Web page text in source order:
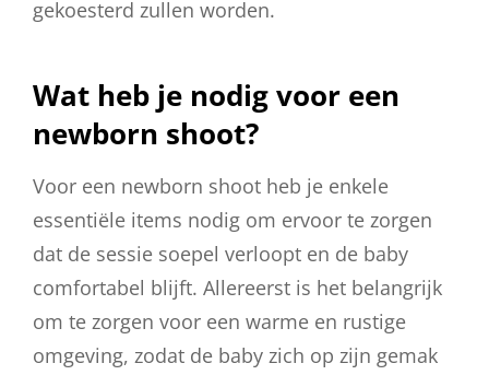
gekoesterd zullen worden.
Wat heb je nodig voor een
newborn shoot?
Voor een newborn shoot heb je enkele
essentiële items nodig om ervoor te zorgen
dat de sessie soepel verloopt en de baby
comfortabel blijft. Allereerst is het belangrijk
om te zorgen voor een warme en rustige
omgeving, zodat de baby zich op zijn gemak